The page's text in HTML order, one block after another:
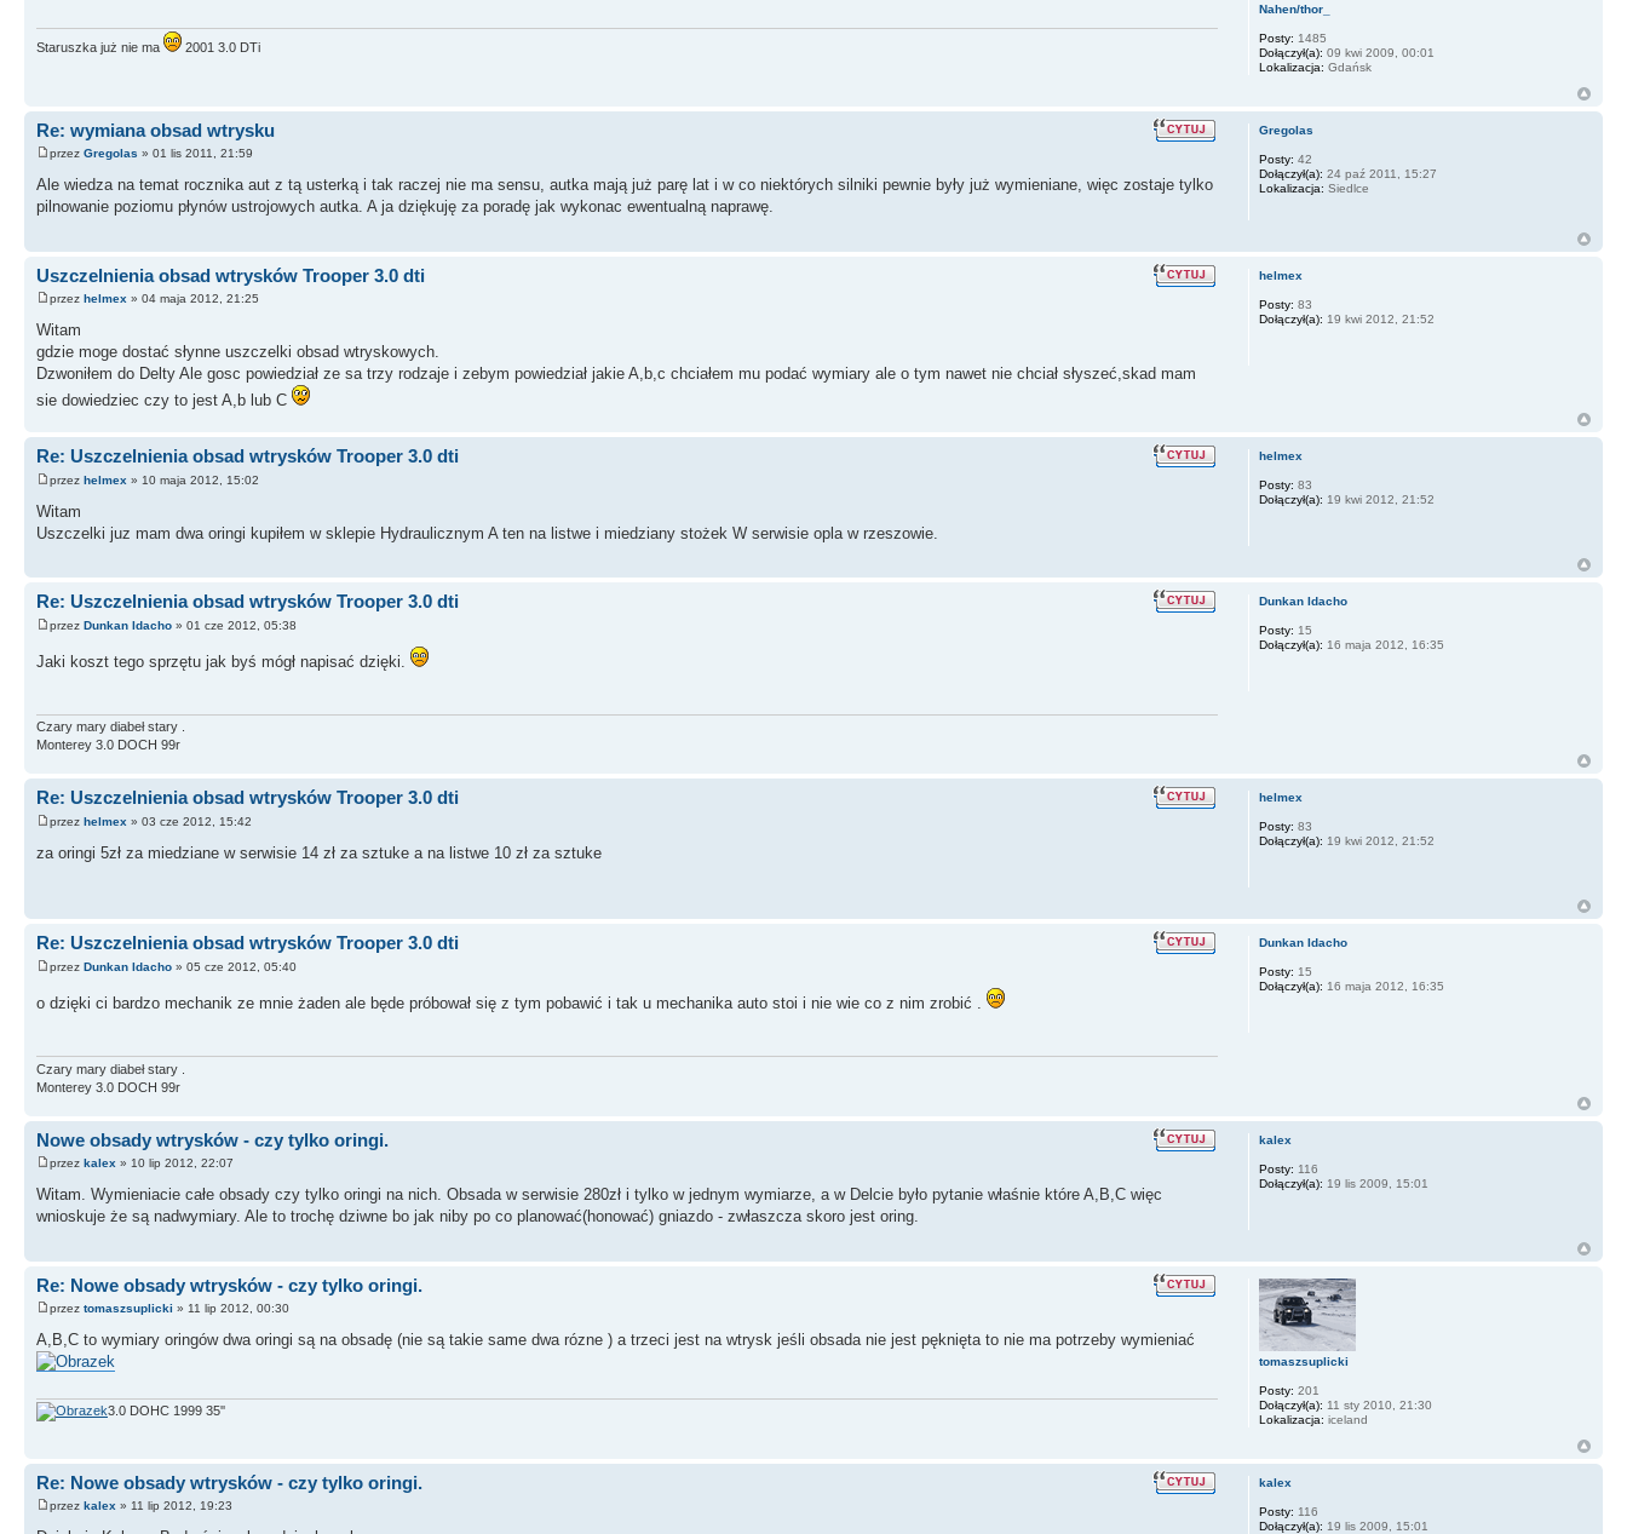
Staruszka już nie ma 2001 3.0 DTi
Nahen/thor_
Posty: 1485
Dołączył(a): 09 kwi 2009, 00:01
Lokalizacja: Gdańsk
Re: wymiana obsad wtrysku
przez Gregolas » 01 lis 2011, 21:59
Ale wiedza na temat rocznika aut z tą usterką i tak raczej nie ma sensu, autka mają już parę lat i w co niektórych silniki pewnie były już wymieniane, więc zostaje tylko
pilnowanie poziomu płynów ustrojowych autka. A ja dziękuję za poradę jak wykonac ewentualną naprawę.
Gregolas
Posty: 42
Dołączył(a): 24 paź 2011, 15:27
Lokalizacja: Siedlce
Uszczelnienia obsad wtrysków Trooper 3.0 dti
przez helmex » 04 maja 2012, 21:25
Witam
gdzie moge dostać słynne uszczelki obsad wtryskowych.
Dzwoniłem do Delty Ale gosc powiedział ze sa trzy rodzaje i zebym powiedział jakie A,b,c chciałem mu podać wymiary ale o tym nawet nie chciał słyszeć,skad mam
sie dowiedziec czy to jest A,b lub C
helmex
Posty: 83
Dołączył(a): 19 kwi 2012, 21:52
Re: Uszczelnienia obsad wtrysków Trooper 3.0 dti
przez helmex » 10 maja 2012, 15:02
Witam
Uszczelki juz mam dwa oringi kupiłem w sklepie Hydraulicznym A ten na listwe i miedziany stożek W serwisie opla w rzeszowie.
helmex
Posty: 83
Dołączył(a): 19 kwi 2012, 21:52
Re: Uszczelnienia obsad wtrysków Trooper 3.0 dti
przez Dunkan Idacho » 01 cze 2012, 05:38
Jaki koszt tego sprzętu jak byś mógł napisać dzięki.
Czary mary diabeł stary .
Monterey 3.0 DOCH 99r
Dunkan Idacho
Posty: 15
Dołączył(a): 16 maja 2012, 16:35
Re: Uszczelnienia obsad wtrysków Trooper 3.0 dti
przez helmex » 03 cze 2012, 15:42
za oringi 5zł za miedziane w serwisie 14 zł za sztuke a na listwe 10 zł za sztuke
helmex
Posty: 83
Dołączył(a): 19 kwi 2012, 21:52
Re: Uszczelnienia obsad wtrysków Trooper 3.0 dti
przez Dunkan Idacho » 05 cze 2012, 05:40
o dzięki ci bardzo mechanik ze mnie żaden ale będe próbował się z tym pobawić i tak u mechanika auto stoi i nie wie co z nim zrobić .
Czary mary diabeł stary .
Monterey 3.0 DOCH 99r
Dunkan Idacho
Posty: 15
Dołączył(a): 16 maja 2012, 16:35
Nowe obsady wtrysków - czy tylko oringi.
przez kalex » 10 lip 2012, 22:07
Witam. Wymieniacie całe obsady czy tylko oringi na nich. Obsada w serwisie 280zł i tylko w jednym wymiarze, a w Delcie było pytanie właśnie które A,B,C więc
wnioskuje że są nadwymiary. Ale to trochę dziwne bo jak niby po co planować(honować) gniazdo - zwłaszcza skoro jest oring.
kalex
Posty: 116
Dołączył(a): 19 lis 2009, 15:01
Re: Nowe obsady wtrysków - czy tylko oringi.
przez tomaszsuplicki » 11 lip 2012, 00:30
A,B,C to wymiary oringów dwa oringi są na obsadę (nie są takie same dwa rózne ) a trzeci jest na wtrysk jeśli obsada nie jest pęknięta to nie ma potrzeby wymieniać
3.0 DOHC 1999 35''
tomaszsuplicki
Posty: 201
Dołączył(a): 11 sty 2010, 21:30
Lokalizacja: iceland
Re: Nowe obsady wtrysków - czy tylko oringi.
przez kalex » 11 lip 2012, 19:23
kalex
Posty: 116
Dołączył(a): 19 lis 2009, 15:01